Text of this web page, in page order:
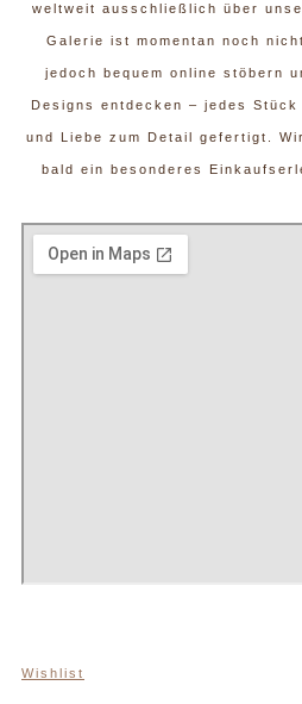
Produktseite
gewählt
werden
weltweit ausschließlich über
Galerie ist momentan noch
jedoch bequem online stöbern
Designs entdecken – jedes
und Liebe zum Detail gefertigt.
bald ein besonderes
Wishlist